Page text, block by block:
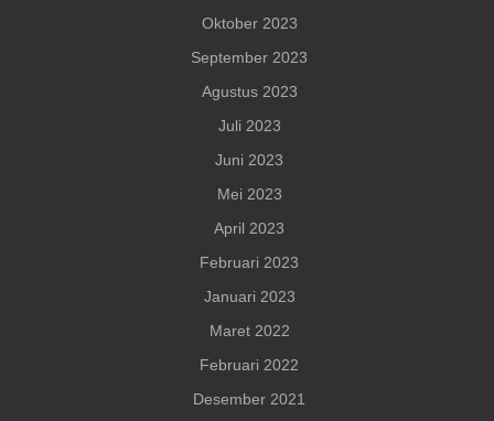
Oktober 2023
September 2023
Agustus 2023
Juli 2023
Juni 2023
Mei 2023
April 2023
Februari 2023
Januari 2023
Maret 2022
Februari 2022
Desember 2021